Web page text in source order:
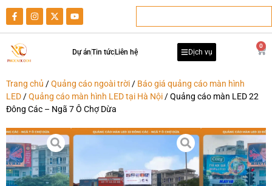
Dự ánTin tức Liên hệ Dịch vụ
0
Trang chủ /Quảng cáo ngoài trời / Báo giá quảng cáo màn hình
LED /Quảng cáo màn hình LED tại Hà Nội / Quảng cáo màn LED 22
Đông Các – Ngã 7 Ô Chợ Dừa